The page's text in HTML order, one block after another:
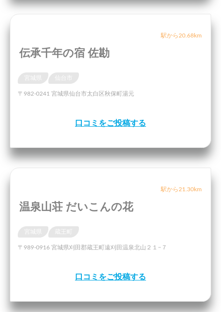
駅から20.68km
伝承千年の宿 佐勘
〒982-0241 宮城県仙台市太白区秋保町湯元
口コミをご投稿する
駅から21.30km
温泉山荘 だいこんの花
〒989-0916 宮城県刈田郡蔵王町遠刈田温泉北山２１−７
口コミをご投稿する